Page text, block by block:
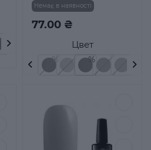
Цвет
77.00 ₴
Немає в наявності